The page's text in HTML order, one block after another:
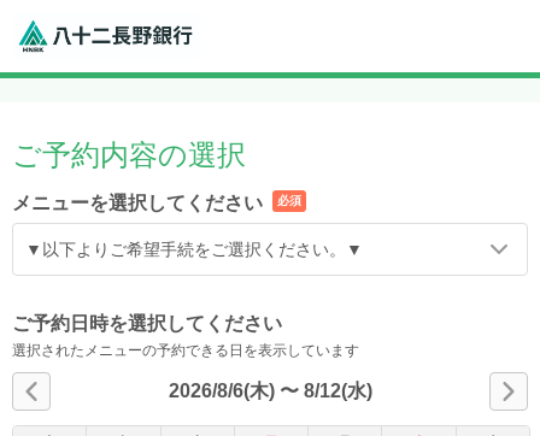
ご予約内容の選択
メニューを選択してください 必須
▼以下よりご希望手続をご選択ください。▼
ご予約日時を選択してください
選択されたメニューの予約できる日を表示しています
2026/8/6(木)〜 8/12(水)